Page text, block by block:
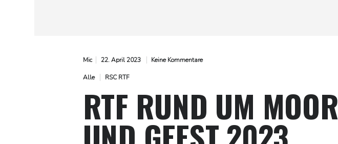
Mic 22. April 2023 Keine Kommentare
Alle RSC RTF
RTF RUND UM MOOR